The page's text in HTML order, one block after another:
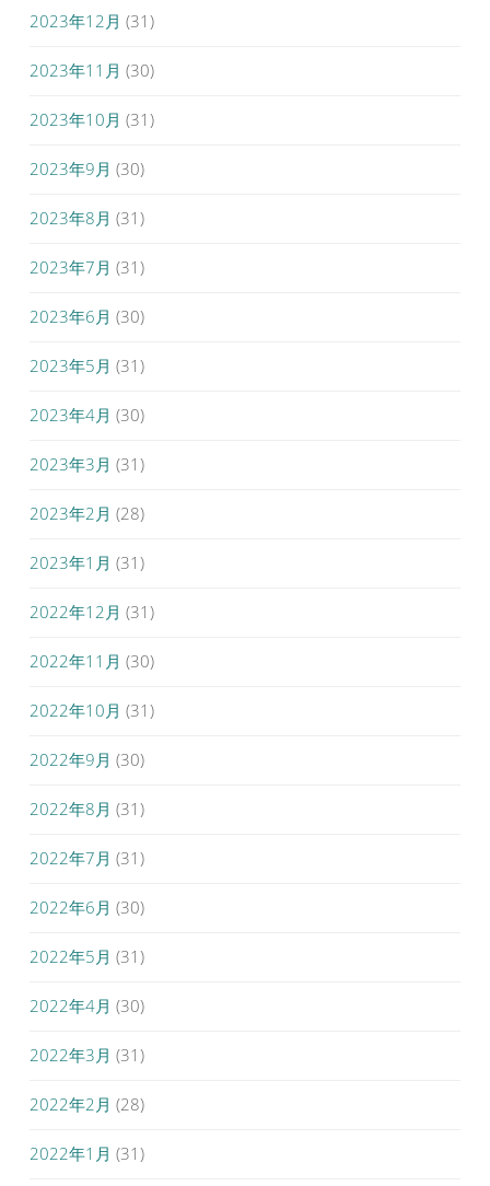
2023年12月 (31)
2023年11月 (30)
2023年10月 (31)
2023年9月 (30)
2023年8月 (31)
2023年7月 (31)
2023年6月 (30)
2023年5月 (31)
2023年4月 (30)
2023年3月 (31)
2023年2月 (28)
2023年1月 (31)
2022年12月 (31)
2022年11月 (30)
2022年10月 (31)
2022年9月 (30)
2022年8月 (31)
2022年7月 (31)
2022年6月 (30)
2022年5月 (31)
2022年4月 (30)
2022年3月 (31)
2022年2月 (28)
2022年1月 (31)